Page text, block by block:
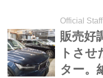
Official Staff
販売好
トさ
ター。